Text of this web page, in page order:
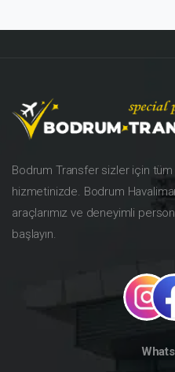
Bodrum Transfer sizler için tüm
hizmetinizde. Bodrum
araçlarımız ve deneyimli
başlayın.